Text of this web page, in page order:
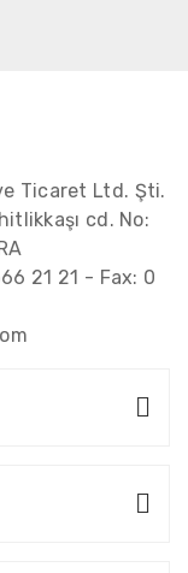
Ticaret Ltd. Şti.
cd. No:
21 21 - Fax: 0